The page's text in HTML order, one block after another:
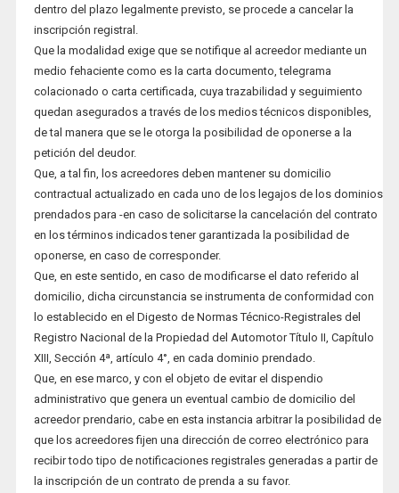
dentro del plazo legalmente previsto, se procede a cancelar la
inscripción registral.
Que la modalidad exige que se notifique al acreedor mediante un
medio fehaciente como es la carta documento, telegrama
colacionado o carta certificada, cuya trazabilidad y seguimiento
quedan asegurados a través de los medios técnicos disponibles,
de tal manera que se le otorga la posibilidad de oponerse a la
petición del deudor.
Que, a tal fin, los acreedores deben mantener su domicilio
contractual actualizado en cada uno de los legajos de los dominios
prendados para -en caso de solicitarse la cancelación del contrato
en los términos indicados tener garantizada la posibilidad de
oponerse, en caso de corresponder.
Que, en este sentido, en caso de modificarse el dato referido al
domicilio, dicha circunstancia se instrumenta de conformidad con
lo establecido en el Digesto de Normas Técnico-Registrales del
Registro Nacional de la Propiedad del Automotor Título II, Capítulo
XIII, Sección 4ª, artículo 4°, en cada dominio prendado.
Que, en ese marco, y con el objeto de evitar el dispendio
administrativo que genera un eventual cambio de domicilio del
acreedor prendario, cabe en esta instancia arbitrar la posibilidad de
que los acreedores fijen una dirección de correo electrónico para
recibir todo tipo de notificaciones registrales generadas a partir de
la inscripción de un contrato de prenda a su favor.